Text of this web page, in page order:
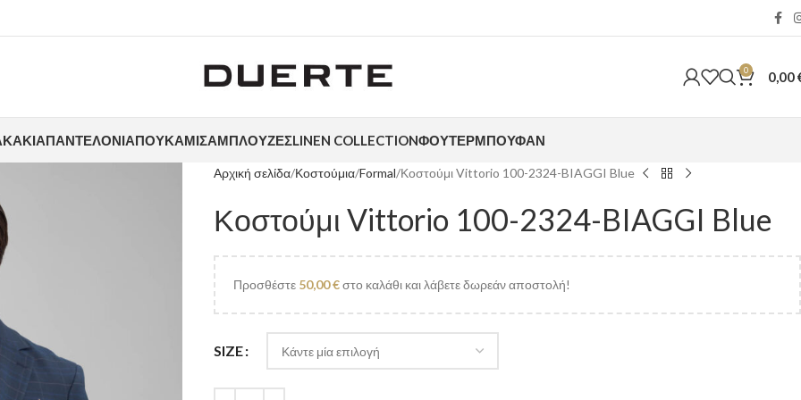
0 0,00
ΠΑΝΤΕΛΌΝΙΑΠΟΥΚΆΜΙΣΑΜΠΛΟΎΖΕΣLINEN COLLECTIONΦΟΎΤΕΡΜΠΟΥΦΆΝ
Αρχική σελίδα Κοστούμια Formal Κοστούμι Vittorio 100-2324-BIAGGI Blue
Κοστούμι Vittorio 100-2324-BIAGGI Blue
Προσθέστε 50,00€στο καλάθι και λάβετε δωρεάν αποστολή!
SIZE